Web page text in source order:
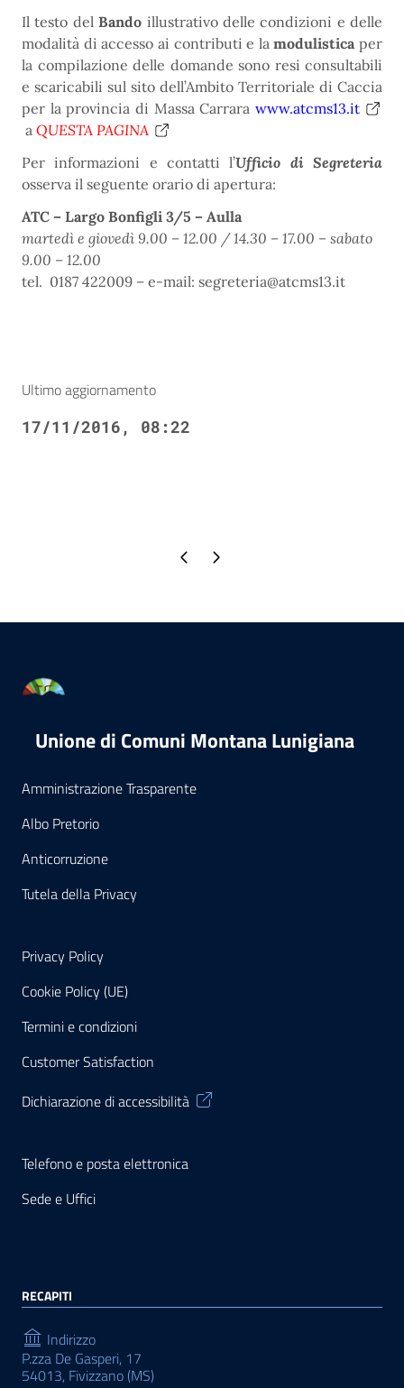
Il testo delBando illustrativo delle condizioni e delle
modalità di accesso ai contributi e lamodulistica per
la compilazione delle domande sono resi consultabili
e scaricabili sul sito dell’Ambito Territoriale di Caccia
per la provincia di Massa Carrara www.atcms13.it
a QUESTA PAGINA
Per informazioni e contatti l’Ufficio di Segreteria
osserva il seguente orario di apertura:
ATC – Largo Bonfigli 3/5 – Aulla
martedì e giovedì 9.00 – 12.00 / 14.30 – 17.00 – sabato
9.00 – 12.00
tel. 0187 422009 – e-mail: segreteria@atcms13.it
Ultimo aggiornamento
17/11/2016, 08:22
Pagina precedente
Pagina successiva
Unione di Comuni Montana Lunigiana
Amministrazione Trasparente
Albo Pretorio
Anticorruzione
Tutela della Privacy
Privacy Policy
Cookie Policy (UE)
Termini e condizioni
Customer Satisfaction
Dichiarazione di accessibilità
Telefono e posta elettronica
Sede e Uffici
RECAPITI
Indirizzo
P.zza De Gasperi, 17
54013, Fivizzano (MS)